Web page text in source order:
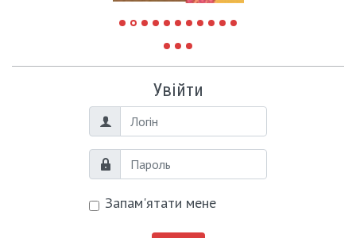
Увійти
Логін
Пароль
Запам'ятати мене